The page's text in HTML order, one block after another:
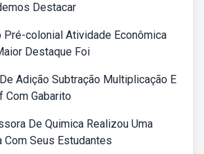
Destacar
Pré-colonial Atividade Econômica
Destaque Foi
Adição Subtração Multiplicação E
Com Gabarito
De Quimica Realizou Uma
Com Seus Estudantes